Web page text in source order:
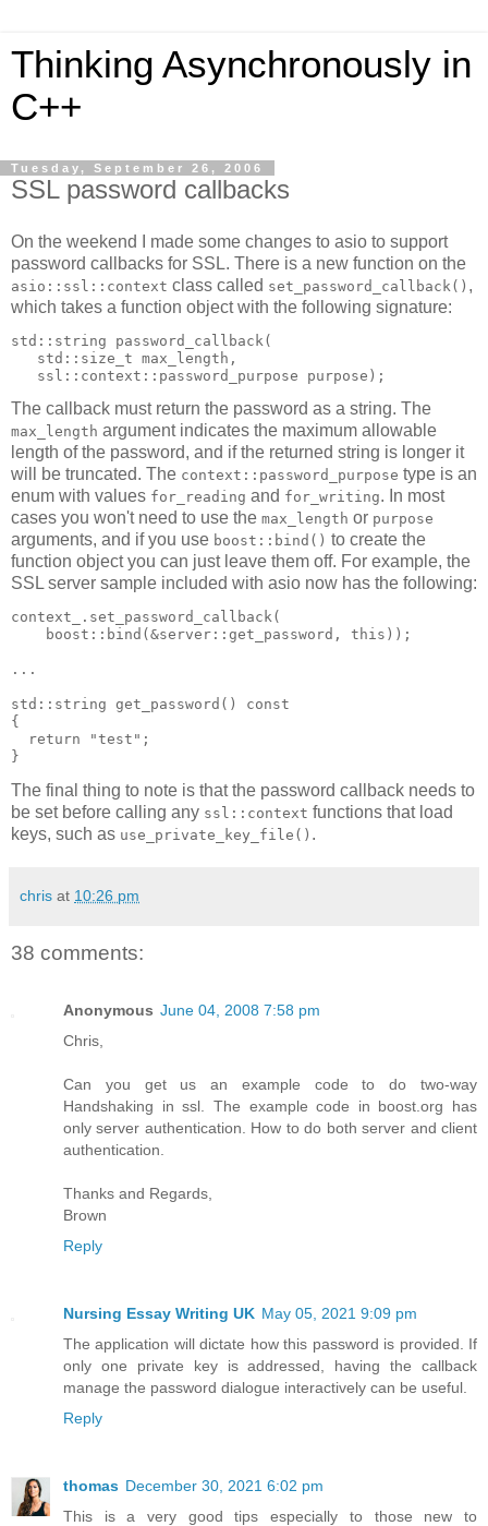
Thinking Asynchronously in
C++
Tuesday, September 26, 2006
SSL password callbacks
On the weekend I made some changes to asio to support
password callbacks for SSL. There is a new function on the
asio::ssl::context class called set_password_callback() ,
which takes a function object with the following signature:
std::string password_callback(
   std::size_t max_length,
   ssl::context::password_purpose purpose);
The callback must return the password as a string. The
max_length argument indicates the maximum allowable
length of the password, and if the returned string is longer it
will be truncated. The context::password_purpose type is an
enum with values for_reading and for_writing. In most
cases you won't need to use the max_length or purpose
arguments, and if you use boost::bind() to create the
function object you can just leave them off. For example, the
SSL server sample included with asio now has the following:
context_.set_password_callback(
    boost::bind(&server::get_password, this));
...
std::string get_password() const
{
  return "test";
}
The final thing to note is that the password callback needs to
be set before calling any ssl::context functions that load
keys, such as use_private_key_file() .
chris at 10:26 pm
38 comments:
Anonymous June 04, 2008 7:58 pm
Chris,
Can you get us an example code to do two-way
Handshaking in ssl. The example code in boost.org has
only server authentication. How to do both server and client
authentication.
Thanks and Regards,
Brown
Reply
Nursing Essay Writing UK May 05, 2021 9:09 pm
The application will dictate how this password is provided. If
only one private key is addressed, having the callback
manage the password dialogue interactively can be useful.
Reply
thomas December 30, 2021 6:02 pm
This is a very good tips especially to those new to